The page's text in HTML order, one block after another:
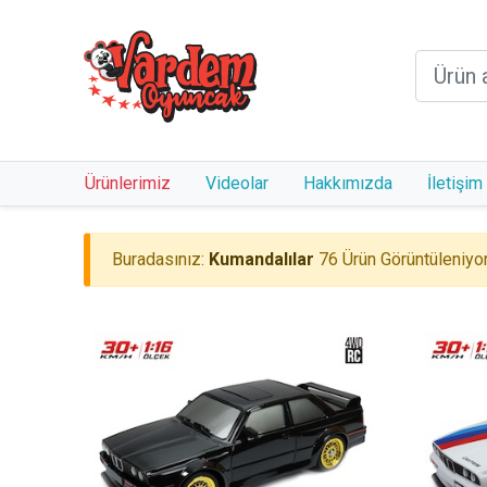
Ürünlerimiz Videolar Hakkımızda İletişim
Buradasınız: Kumandalılar 76 Ürün